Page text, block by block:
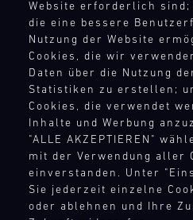
Website erforderlich sind;
die eine bessere
Nutzung der Website
Cookies, die wir
Daten über die Nutzung
Statistiken zu erstellen;
Cookies, die verwendet
Inhalte und Werbung
"ALLE AKZEPTIEREN"
mit der Verwendung aller
einverstanden. Unter
Sie jederzeit einzelne
oder ablehnen und Ihre
TANKBEFÜLLUNG
Bild